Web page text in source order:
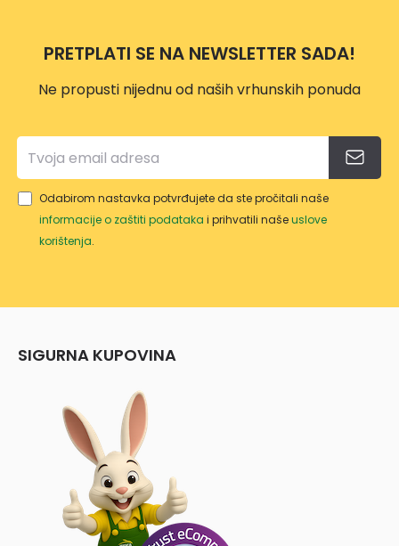
PRETPLATI SE NA NEWSLETTER SADA!
Ne propusti nijednu od naših vrhunskih ponuda
Odabirom nastavka potvrđujete da ste pročitali naše
informacije o zaštiti podataka i prihvatili našeuslove
korištenja.
SIGURNA KUPOVINA